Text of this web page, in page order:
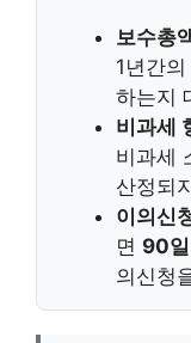
보수총
1년간
하는지
비과세
비과세
산정되
이의신
면 90
의신청